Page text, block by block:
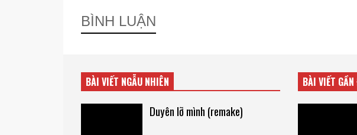
BÌNH LUẬN
BÀI VIẾT NGẪU NHIÊN
Duyên lỡ mình (remake)
BÀI VIẾT GẦN